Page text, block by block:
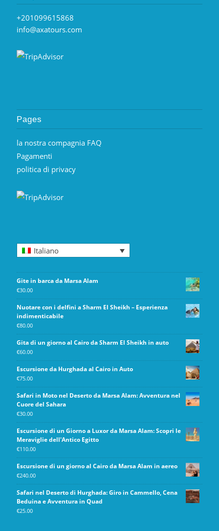
+201099615868
info@axatours.com
Pages
la nostra compagnia FAQ
Pagamenti
politica di privacy
Italiano
Gite in barca da Marsa Alam
€30.00
Nuotare con i delfini a Sharm El Sheikh – Esperienza
indimenticabile
€80.00
Gita di un giorno al Cairo da Sharm El Sheikh in auto
€60.00
Escursione da Hurghada al Cairo in Auto
€75.00
Safari in Moto nel Deserto da Marsa Alam: Avventura nel
Cuore del Sahara
€30.00
Escursione di un Giorno a Luxor da Marsa Alam: Scopri le
Meraviglie dell'Antico Egitto
€110.00
Escursione di un giorno al Cairo da Marsa Alam in aereo
€240.00
Safari nel Deserto di Hurghada: Giro in Cammello, Cena
Beduina e Avventura in Quad
€25.00